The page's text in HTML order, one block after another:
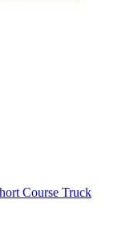
Course Truck